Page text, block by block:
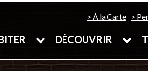
À la Carte
DÉCOUVRIR